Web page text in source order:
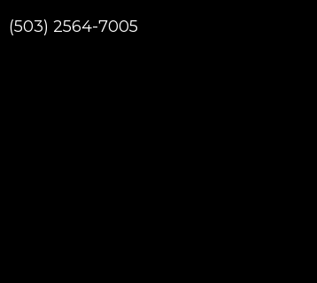
(503) 2564-7005